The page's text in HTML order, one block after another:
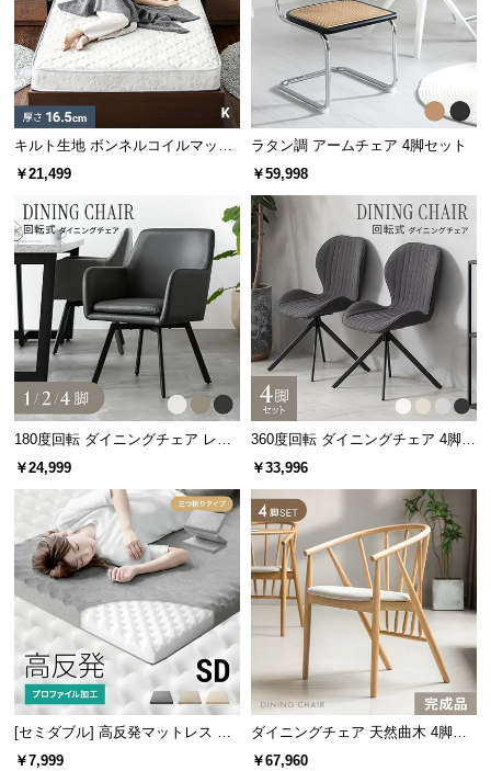
ス
に
つ
い
て
経
路
に
つ
い
て
返
品・
キ
ャ
ン
ル
に
つ
い
て
保
チェア1脚の重量は約3.97㎏。女性一人でも簡単に動
かすことができます。
重量 約3.97㎏
スタッキング可能で移動もラクラク
チェアはスタッキング可能なので、使わないときは
省スペースに収納でき、持ち運びも楽々です。
キルト生地 ボンネルコイルマット
レス K
￥21,499
ラタン調 アームチェア 4脚セット
￥59,998
180度回転 ダイニングチェア レザ
ー調 2脚セット スチールレッグ ブ
ラック脚
￥24,999
360度回転 ダイニングチェア 4脚セ
ット
￥33,996
[セミダブル] 高反発マットレス 体
圧分散プロファイル加工 厚さ10cm
￥7,999
ダイニングチェア 天然曲木 4脚セ
ット
￥67,960